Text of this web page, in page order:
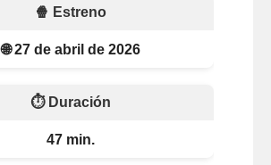
🍿 Estreno
🌐 27 de abril de 2026
⏱️ Duración
47 min.